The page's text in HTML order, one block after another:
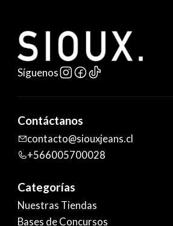
Síguenos
Contáctanos
contacto@siouxjeans.cl
+566005700028
Categorías
Nuestras Tiendas
Bases de Concursos